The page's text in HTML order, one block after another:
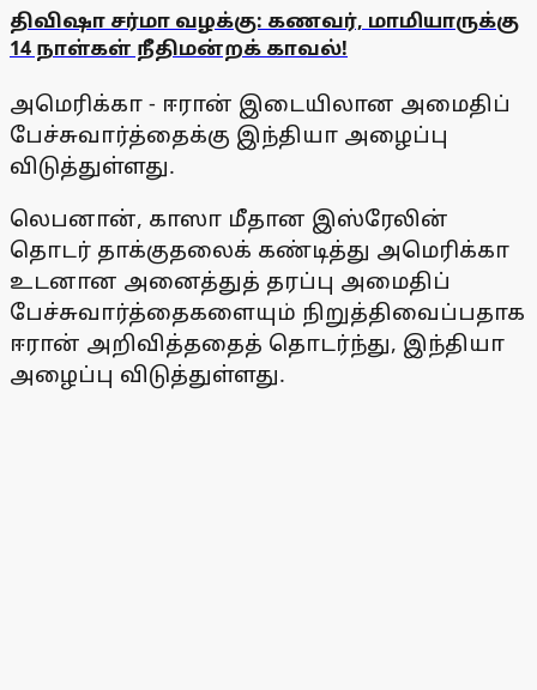
திவிஷா சர்மா வழக்கு: கணவர், மாமியாருக்கு
14 நாள்கள் நீதிமன்றக் காவல்!
அமெரிக்கா - ஈரான் இடையிலான அமைதிப்
பேச்சுவார்த்தைக்கு இந்தியா அழைப்பு
விடுத்துள்ளது.
லெபனான், காஸா மீதான இஸ்ரேலின்
தொடர் தாக்குதலைக் கண்டித்து அமெரிக்கா
உடனான அனைத்துத் தரப்பு அமைதிப்
பேச்சுவார்த்தைகளையும் நிறுத்திவைப்பதாக
ஈரான் அறிவித்ததைத் தொடர்ந்து, இந்தியா
அழைப்பு விடுத்துள்ளது.